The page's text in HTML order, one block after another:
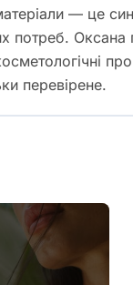
— це
потреб. Оксана
перевірене.